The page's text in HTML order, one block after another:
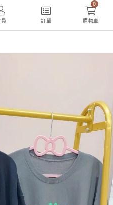
員 訂單
0
購物車